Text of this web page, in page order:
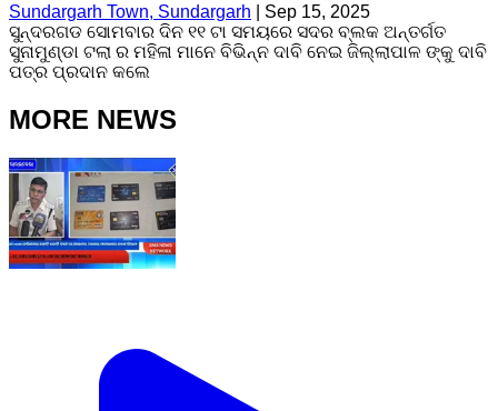
Sundargarh Town, Sundargarh
Sep 15, 2025
ସୁନ୍ଦରଗଡ ସୋମବାର ଦିନ ୧୧ ଟା ସମୟରେ ସଦର ବ୍ଲକ ଅନ୍ତର୍ଗତ
ସୁନାମୁଣ୍ଡା ଟଲା ର ମହିଳା ମାନେ ବିଭିନ୍ନ ଦାବି ନେଇ ଜିଲ୍ଲାପାଳ ଙ୍କୁ ଦାବି
ପତ୍ର ପ୍ରଦାନ କଲେ
MORE NEWS